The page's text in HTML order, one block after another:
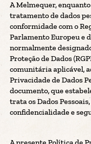
A Melmequer,
tratamento de dados
conformidade com o
Parlamento Europeu e
normalmente
Proteção de Dados
comunitária aplicável,
Privacidade de Dados
documento, que
trata os Dados
confidencialidade e